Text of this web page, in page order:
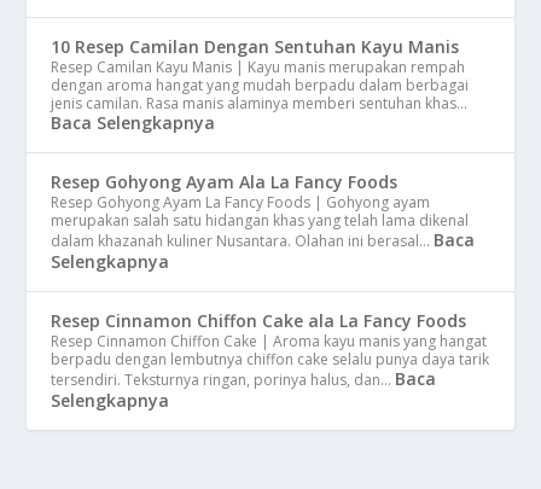
10 Resep Camilan Dengan Sentuhan Kayu Manis
Resep Camilan Kayu Manis | Kayu manis merupakan rempah
dengan aroma hangat yang mudah berpadu dalam berbagai
jenis camilan. Rasa manis alaminya memberi sentuhan khas…
Baca Selengkapnya
Resep Gohyong Ayam Ala La Fancy Foods
Resep Gohyong Ayam La Fancy Foods | Gohyong ayam
merupakan salah satu hidangan khas yang telah lama dikenal
dalam khazanah kuliner Nusantara. Olahan ini berasal… Baca
Selengkapnya
Resep Cinnamon Chiffon Cake ala La Fancy Foods
Resep Cinnamon Chiffon Cake | Aroma kayu manis yang hangat
berpadu dengan lembutnya chiffon cake selalu punya daya tarik
tersendiri. Teksturnya ringan, porinya halus, dan… Baca
Selengkapnya